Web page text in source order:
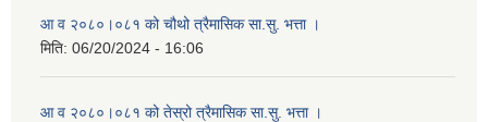
आ व २०८०।०८१ को चौथो त्रैमासिक सा.सु. भत्ता ।
मिति: 06/20/2024 - 16:06
आ व २०८०।०८१ को तेस्रो त्रैमासिक सा.सु. भत्ता ।